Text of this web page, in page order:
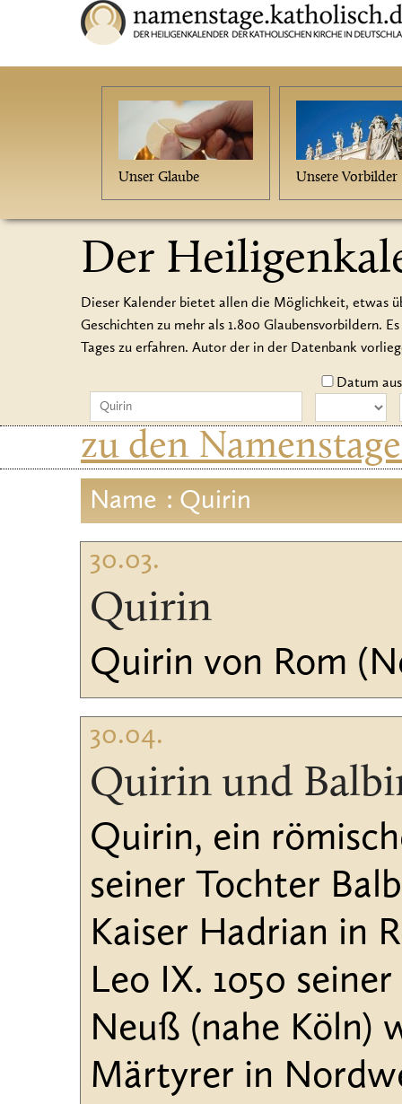
Unser Glaube Unsere Vorbilder
Der
Dieser Kalender bietet allen die Möglichkeit, etwas
Geschichten zu mehr als 1.800 Glaubensvorbildern.
Tages zu erfahren. Autor der in der Datenbank
Datum
zu den
Name : Quirin
30.03.
Quirin
Quirin von Rom
30.04.
Quirin und
Quirin, ein
seiner Tochter
Kaiser Hadrian in
Leo IX. 1050
Neuß (nahe Köln)
Märtyrer in